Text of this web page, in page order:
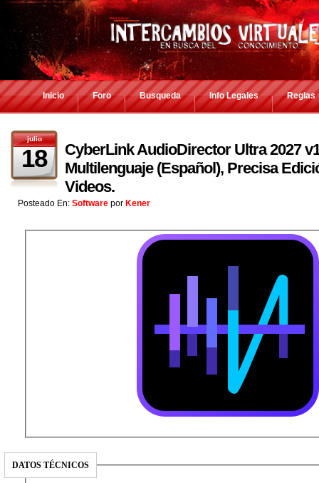
Inicio Foro Busqueda Info Legales Reglas
julio
18
CyberLink AudioDirector Ultra 2027
Multilenguaje (Español), Precisa
Videos.
Posteado En: Software por Kener
DATOS TÉCNICOS